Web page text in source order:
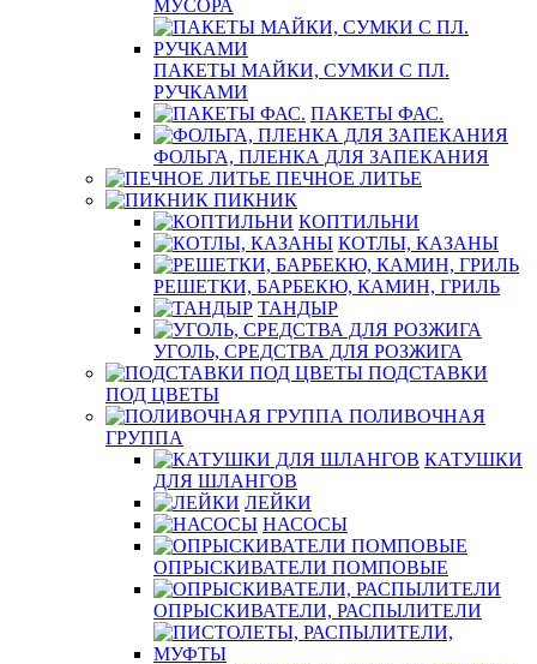
МУСОРА
ПАКЕТЫ МАЙКИ, СУМКИ С ПЛ.
РУЧКАМИ
ПАКЕТЫ ФАС.
ФОЛЬГА, ПЛЕНКА ДЛЯ ЗАПЕКАНИЯ
ПЕЧНОЕ ЛИТЬЕ
ПИКНИК
КОПТИЛЬНИ
КОТЛЫ, КАЗАНЫ
РЕШЕТКИ, БАРБЕКЮ, КАМИН, ГРИЛЬ
ТАНДЫР
УГОЛЬ, СРЕДСТВА ДЛЯ РОЗЖИГА
ПОДСТАВКИ
ПОД ЦВЕТЫ
ПОЛИВОЧНАЯ
ГРУППА
КАТУШКИ
ДЛЯ ШЛАНГОВ
ЛЕЙКИ
НАСОСЫ
ОПРЫСКИВАТЕЛИ ПОМПОВЫЕ
ОПРЫСКИВАТЕЛИ, РАСПЫЛИТЕЛИ